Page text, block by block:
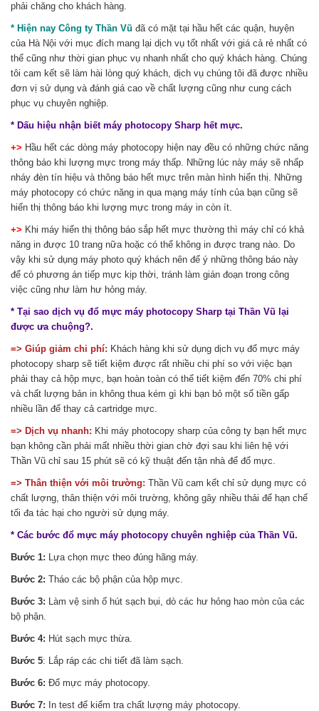
phải chăng cho khách hàng.
* Hiện nay Công ty Thần Vũ đã có mặt tại hầu hết các quận, huyện
của Hà Nội với mục đích mang lại dịch vụ tốt nhất với giá cả rẻ nhất có
thể cũng như thời gian phục vụ nhanh nhất cho quý khách hàng. Chúng
tôi cam kết sẽ làm hài lòng quý khách, dịch vụ chúng tôi đã được nhiều
đơn vị sử dụng và đánh giá cao về chất lượng cũng như cung cách
phục vụ chuyên nghiệp.
* Dấu hiệu nhận biết máy photocopy Sharp hết mực.
+> Hầu hết các dòng máy photocopy hiện nay đều có những chức năng
thông báo khi lượng mực trong máy thấp. Những lúc này máy sẽ nhấp
nháy đèn tín hiệu và thông báo hết mực trên màn hình hiển thị. Những
máy photocopy có chức năng in qua mạng máy tính của bạn cũng sẽ
hiển thị thông báo khi lượng mực trong máy in còn ít.
+> Khi máy hiển thị thông báo sắp hết mực thường thì máy chỉ có khả
năng in được 10 trang nữa hoặc có thể không in được trang nào. Do
vậy khi sử dụng máy photo quý khách nên để ý những thông báo này
để có phương án tiếp mực kịp thời, tránh làm gián đoạn trong công
việc cũng như làm hư hỏng máy.
* Tại sao dịch vụ đổ mực máy photocopy Sharp tại Thần Vũ lại
được ưa chuộng?.
=> Giúp giảm chi phí: Khách hàng khi sử dụng dịch vụ đổ mực máy
photocopy sharp sẽ tiết kiệm được rất nhiều chi phí so với việc bạn
phải thay cả hộp mực, bạn hoàn toàn có thể tiết kiệm đến 70% chi phí
và chất lượng bản in không thua kém gì khi bạn bỏ một số tiền gấp
nhiều lần để thay cả cartridge mực.
=> Dịch vụ nhanh: Khi máy photocopy sharp của công ty bạn hết mực
bạn không cần phải mất nhiều thời gian chờ đợi sau khi liên hệ với
Thần Vũ chỉ sau 15 phút sẽ có kỹ thuật đến tận nhà để đổ mực.
=> Thân thiện với môi trường: Thần Vũ cam kết chỉ sử dụng mực có
chất lượng, thân thiện với môi trường, không gây nhiều thải để hạn chế
tối đa tác hại cho người sử dụng máy.
* Các bước đổ mực máy photocopy chuyên nghiệp của Thần Vũ.
Bước 1: Lựa chọn mực theo đúng hãng máy.
Bước 2: Tháo các bộ phận của hộp mực.
Bước 3: Làm vệ sinh ố hút sạch bụi, dò các hư hỏng hao mòn của các
bộ phận.
Bước 4: Hút sạch mực thừa.
Bước 5: Lắp ráp các chi tiết đã làm sạch.
Bước 6: Đổ mực máy photocopy.
Bước 7: In test để kiểm tra chất lượng máy photocopy.